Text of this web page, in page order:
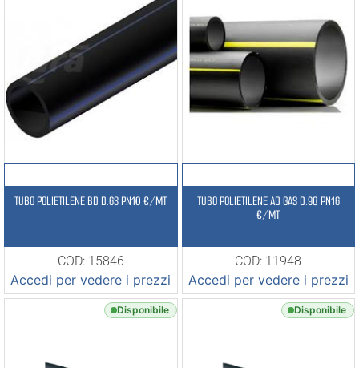
TUBO POLIETILENE BD D.63 PN10 €/MT
COD: 15846
Accedi per vedere i prezzi
TUBO POLIETILENE AD GAS D.90 PN16
€/MT
COD: 11948
Accedi per vedere i prezzi
Disponibile Disponibile